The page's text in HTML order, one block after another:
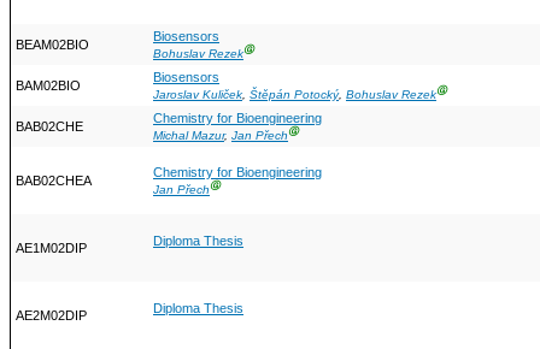
BEAM02BIO
Biosensors
Bohuslav RezekⒼ
BAM02BIO
Biosensors
Jaroslav Kuliček, Štěpán Potocký, Bohuslav RezekⒼ
BAB02CHE
Chemistry for Bioengineering
Michal Mazur, Jan PřechⒼ
BAB02CHEA
Chemistry for Bioengineering
Jan PřechⒼ
AE1M02DIP Diploma Thesis
AE2M02DIP Diploma Thesis